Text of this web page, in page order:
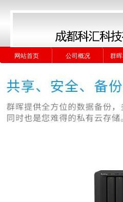
网站首页 公司概况 群
网站首页 公司概况 群